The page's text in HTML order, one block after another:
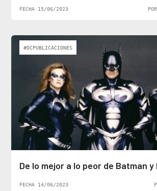
FECHA 15/06/2023
#DCPUBLICACIONES
De lo mejor a lo peor de Batman y
FECHA 14/06/2023